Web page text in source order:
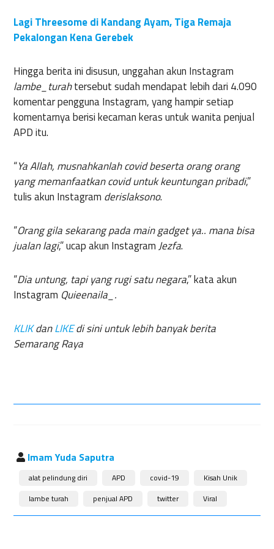
Lagi Threesome di Kandang Ayam, Tiga Remaja
Pekalongan Kena Gerebek
Hingga berita ini disusun, unggahan akun Instagram
lambe_turahtersebut sudah mendapat lebih dari 4.090
komentar pengguna Instagram, yang hampir setiap
komentarnya berisi kecaman keras untuk wanita penjual
APD itu.
“Ya Allah, musnahkanlah covid beserta orang orang
yang memanfaatkan covid untuk keuntungan pribadi,”
tulis akun Instagram derislaksono.
“Orang gila sekarang pada main gadget ya.. mana bisa
jualan lagi,” ucap akun InstagramJezfa.
“Dia untung, tapi yang rugi satu negara,” kata akun
Instagram Quieenaila_.
KLIKdanLIKEdi sini untuk lebih banyak berita
Semarang Raya
Imam Yuda Saputra
alat pelindung diri APD covid-19
Kisah Unik
lambe turah
penjual APD twitter Viral